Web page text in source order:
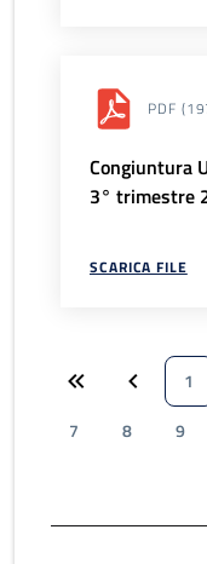
PDF
Congiuntura
3° trimestre
SCARICA FILE
1
7
8 9